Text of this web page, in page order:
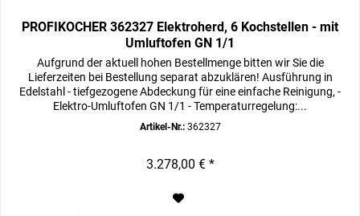
PROFIKOCHER 362327 Elektroherd, 6 Kochstellen - mit
Umluftofen GN 1/1
Aufgrund der aktuell hohen Bestellmenge bitten wir Sie die
Lieferzeiten bei Bestellung separat abzuklären! Ausführung in
Edelstahl - tiefgezogene Abdeckung für eine einfache Reinigung, -
Elektro-Umluftofen GN 1/1 - Temperaturregelung:...
Artikel-Nr.:362327
3.278,00 € *